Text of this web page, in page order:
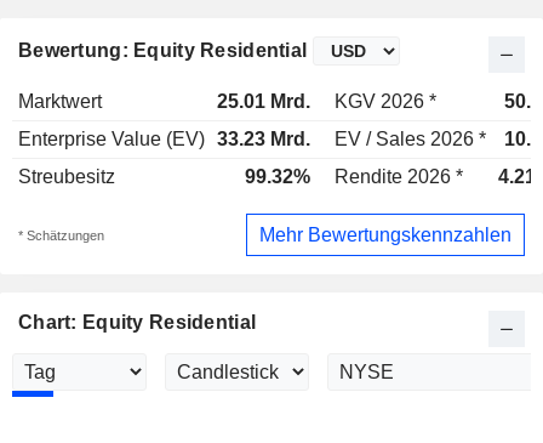
Bewertung: Equity Residential
Marktwert 25.01 Mrd. KGV 2026 *
Enterprise Value (EV) 33.23 Mrd. EV / Sales 2026 *
Streubesitz
99.32% Rendite 2026 *
* Schätzungen Mehr Bewertungskennzahlen
Chart: Equity Residential